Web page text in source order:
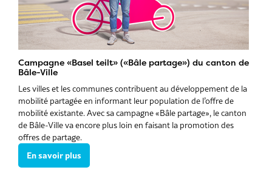
Campagne «Basel teilt» («Bâle partage») du canton de
Bâle-Ville
Les villes et les communes contribuent au développement de la
mobilité partagée en informant leur population de l’offre de
mobilité existante. Avec sa campagne «Bâle partage», le canton
de Bâle-Ville va encore plus loin en faisant la promotion des
offres de partage.
En savoir plus